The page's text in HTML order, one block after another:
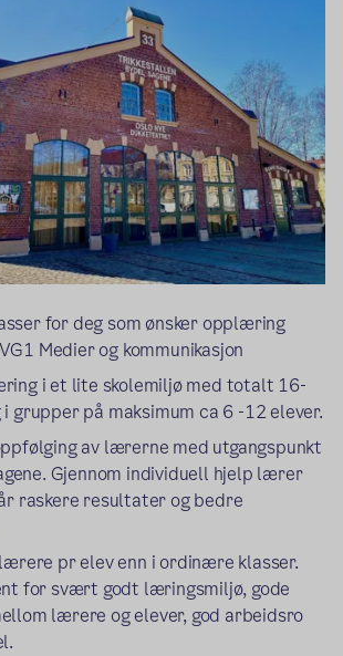
for deg som ønsker opplæring
Medier og kommunikasjon
i et lite skolemiljø med totalt 16-
grupper på maksimum ca 6 -12 elever.
av lærerne med utgangspunkt
Gjennom individuell hjelp lærer
raskere resultater og bedre
pr elev enn i ordinære klasser.
for svært godt læringsmiljø, gode
lærere og elever, god arbeidsro